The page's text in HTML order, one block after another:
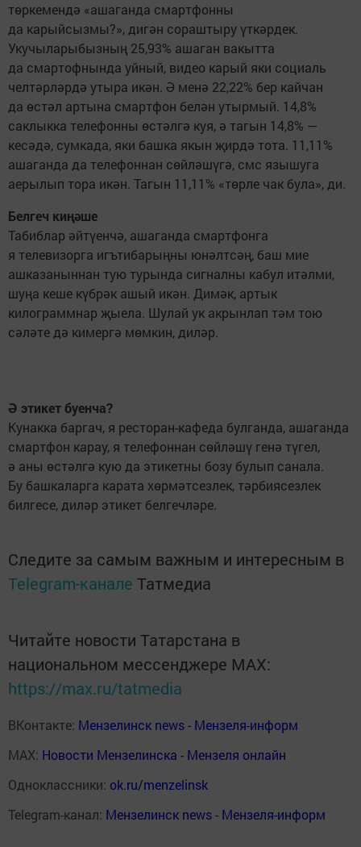
төркемендә «ашаганда смартфонны
да карыйсызмы?», дигән сораштыру үткәрдек.
Укучыларыбызның 25,93% ашаган вакытта
да смартофнында уйный, видео карый яки социаль
челтәрләрдә утыра икән. Ә менә 22,22% бер кайчан
да өстәл артына смартфон белән утырмый. 14,8%
саклыкка телефонны өстәлгә куя, ә тагын 14,8% —
кесәдә, сумкада, яки башка якын җирдә тота. 11,11%
ашаганда да телефоннан сөйләшүгә, смс язышуга
аерылып тора икән. Тагын 11,11% «төрле чак була», ди.
Белгеч киңәше
Табиблар әйтүенчә, ашаганда смартфонга
я телевизорга игътибарыңны юнәлтсәң, баш мие
ашказаныннан тую турында сигналны кабул итәлми,
шуңа кеше күбрәк ашый икән. Димәк, артык
килограммнар җыела. Шулай ук акрынлап тәм тою
сәләте дә кимергә мөмкин, диләр.
Ә этикет буенча?
Кунакка баргач, я ресторан-кафеда булганда, ашаганда
смартфон карау, я телефоннан сөйләшү генә түгел,
ә аны өстәлгә кую да этикетны бозу булып санала.
Бу башкаларга карата хөрмәтсезлек, тәрбиясезлек
билгесе, диләр этикет белгечләре.
Следите за самым важным и интересным в
Telegram-канале Татмедиа
Читайте новости Татарстана в
национальном мессенджере MАХ:
https://max.ru/tatmedia
ВКонтакте: Мензелинск news - Мензеля-информ
MAX: Новости Мензелинска - Мензеля онлайн
Одноклассники: ok.ru/menzelinsk
Telegram-канал: Мензелинск news - Мензеля-информ